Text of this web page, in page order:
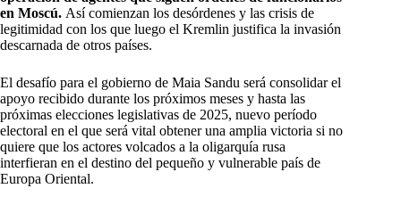
en Moscú. Así comienzan los desórdenes y las crisis de
legitimidad con los que luego el Kremlin justifica la invasión
descarnada de otros países.
El desafío para el gobierno de Maia Sandu será consolidar el
apoyo recibido durante los próximos meses y hasta las
próximas elecciones legislativas de 2025, nuevo período
electoral en el que será vital obtener una amplia victoria si no
quiere que los actores volcados a la oligarquía rusa
interfieran en el destino del pequeño y vulnerable país de
Europa Oriental.